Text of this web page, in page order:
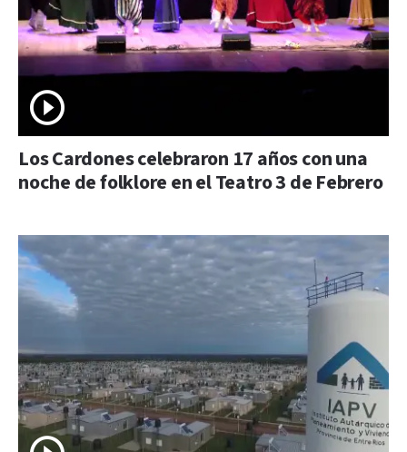
Los Cardones celebraron 17 años con una
noche de folklore en el Teatro 3 de Febrero